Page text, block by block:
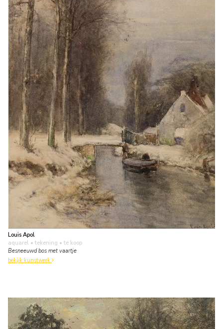
Louis Apol
aquarel • tekening • te koop
Besneeuwd bos met vaartje
bekijk kunstwerk